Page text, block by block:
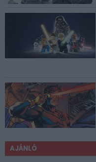
AJÁNLÓ